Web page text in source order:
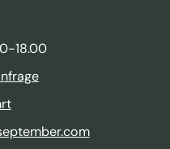
18.00